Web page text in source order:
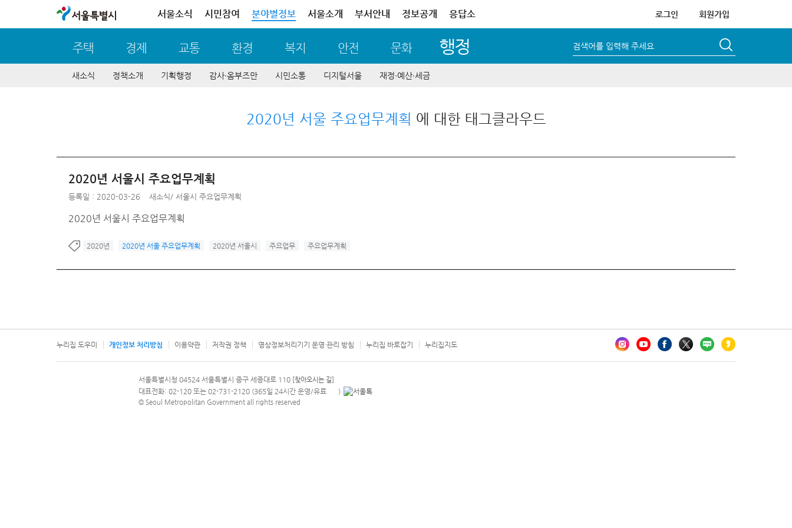
서울특별시 서울소식 시민참여 분야별정보 서울소개 부서안내 정보공개 응답소 로그인 회원가입
주택 경제 교통 환경 복지 안전 문화 행정 검색어를 입력해 주세요
새소식 정책소개 기획행정 감사∙옴부즈만 시민소통 디지털서울 재정∙예산∙세금
2020년 서울 주요업무계획 에 대한 태그클라우드
2020년 서울시 주요업무계획
등록일 : 2020-03-26 새소식/ 서울시 주요업무계획
2020년 서울시 주요업무계획
2020년 2020년 서울 주요업무계획 2020년 서울시 주요업무 주요업무계획
누리집 도우미 개인정보 처리방침 이용약관 저작권 정책 영상정보처리기기 운영·관리 방침 누리집 바로잡기 누리집지도
문의 전화번호 120, 120 다산콜재단
서울특별시청 04524 서울특별시 중구 세종대로 110 [찾아오시는 길]
대표전화: 02-120 또는 02-731-2120 (365일 24시간 운영/유료 안내팝업 열기
)
© Seoul Metropolitan Government all rights reserved